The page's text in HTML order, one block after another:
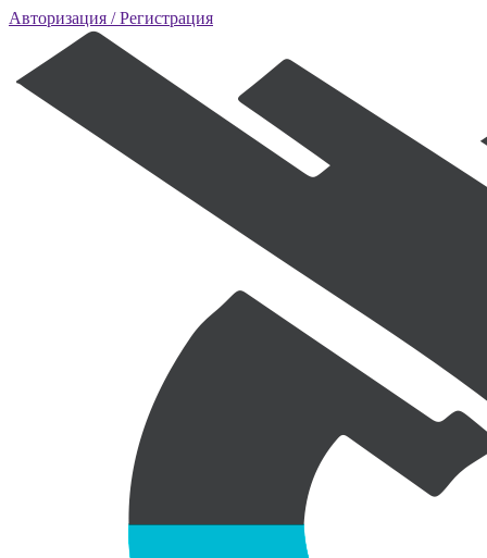
Авторизация / Регистрация